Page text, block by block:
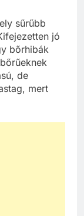
sűrűbb
jó
bőrhibák
de
mert